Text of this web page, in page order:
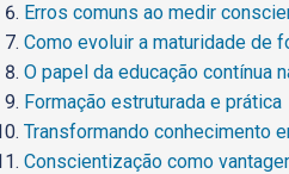
Erros comuns ao medir
Como evoluir a maturidade de
O papel da educação contínua
Formação estruturada e prática
Transformando conhecimento
Conscientização como